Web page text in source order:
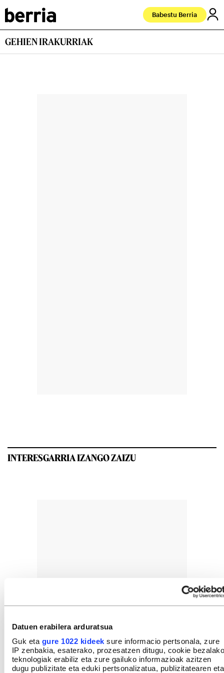
Datuen erabilera arduratsua
Guk eta gure 1022 kideek sure informacio pertsonala, zure
IP zenbakia, esaterako, prozesatzen ditugu, cookie bezalako
teknologiak erabiliz eta zure gailuko informazioak azitzen
dugu publizitate eta eduki pertsonalizatua, publizitatearen eta
Babestu Berria
GEHIEN IRAKURRIAK
INTERESGARRIA IZANGO ZAIZU